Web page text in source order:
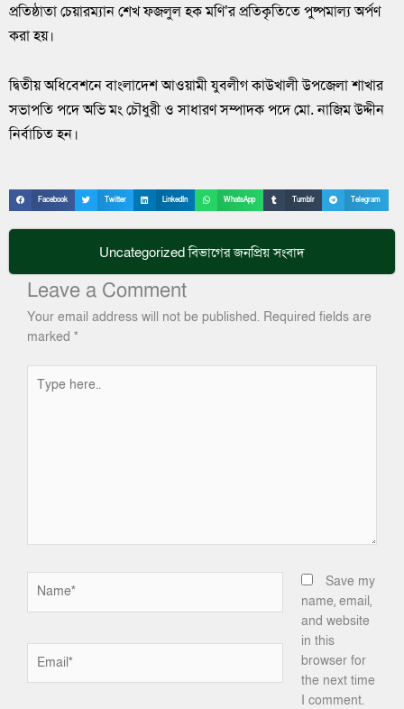
প্রতিষ্ঠাতা চেয়ারম্যান শেখ ফজলুল হক মণি’র প্রতিকৃতিতে পুষ্পমাল্য অর্পণ
করা হয়।
দ্বিতীয় অধিবেশনে বাংলাদেশ আওয়ামী যুবলীগ কাউখালী উপজেলা শাখার
সভাপতি পদে অভি মং চৌধুরী ও সাধারণ সম্পাদক পদে মো. নাজিম উদ্দীন
নির্বাচিত হন।
Facebook Twitter LinkedIn WhatsApp Tumblr Telegram
Uncategorizedবিভাগের জনপ্রিয় সংবাদ
Leave a Comment
Your email address will not be published. Required fields are
marked *
here..
Save my
name, email,
and website
in this
browser for
the next time
I comment.